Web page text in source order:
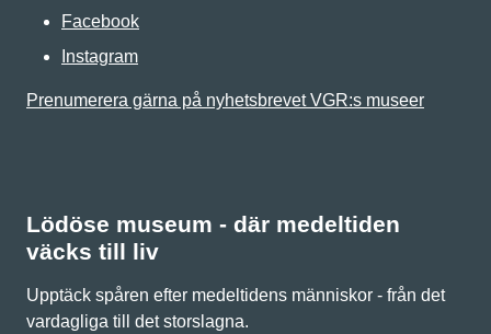
Facebook
Instagram
Prenumerera gärna på nyhetsbrevet VGR:s museer
Lödöse museum - där medeltiden
väcks till liv
Upptäck spåren efter medeltidens människor - från det
vardagliga till det storslagna.